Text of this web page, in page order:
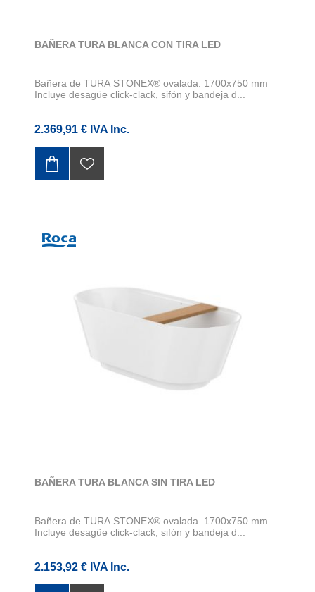
BAÑERA TURA BLANCA CON TIRA LED
Bañera de TURA STONEX® ovalada. 1700x750 mm
Incluye desagüe click-clack, sifón y bandeja d...
2.369,91 € IVA Inc.
BAÑERA TURA BLANCA SIN TIRA LED
Bañera de TURA STONEX® ovalada. 1700x750 mm
Incluye desagüe click-clack, sifón y bandeja d...
2.153,92 € IVA Inc.